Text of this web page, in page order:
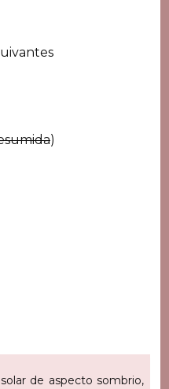
)
de aspecto sombrio,